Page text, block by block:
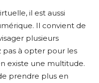
il est aussi
Il convient de
plusieurs
pas à opter pour les
existe une multitude.
prendre plus en